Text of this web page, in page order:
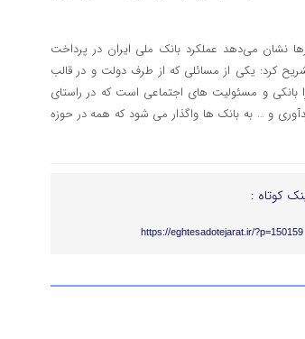
نشان می‌دهد عملکرد بانک ملی ایران در پرداخت
کرد: یکی از مسائلی که از طرف دولت و در قالب
و مسئولیت های اجتماعی است که در راستای
و … به بانک ها واگذار می شود که همه در حوزه
کوتاه :
https://eghtesadotejarat.ir/?p=150159